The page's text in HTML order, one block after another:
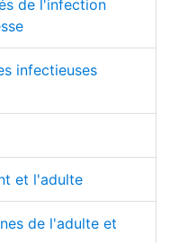
de l'infection
infectieuses
et l'adulte
de l'adulte et